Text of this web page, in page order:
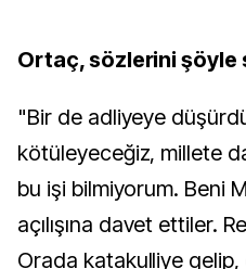
Ortaç, sözlerini şöyle
"Bir de adliyeye
kötüleyeceğiz, millete
bu işi bilmiyorum. Beni
açılışına davet ettiler.
Orada katakulliye